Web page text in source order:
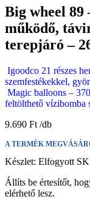
Big wheel 89
működő,
terepjáró –
Igoodco 21 részes
szemfestékekkel,
Magic balloons –
feltölthető vízibomba
9.690 Ft
A TERMÉK
Készlet: Elfogyott
Állíts be értesítőt,
elérhető lesz.